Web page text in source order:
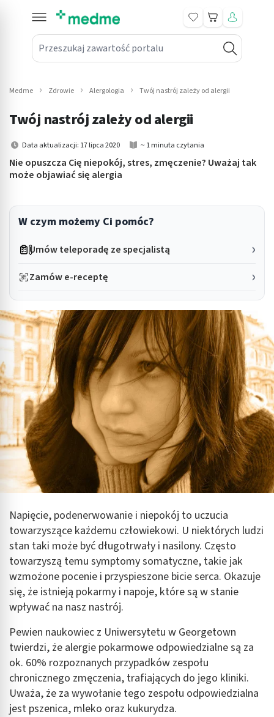
Przeszukaj zawartość portalu
Koszyk
submenu: Leki na receptę
submenu: Kosmetyki
submenu: Sprzęt medyczny
submenu: Intymne
Medme Zdrowie Alergologia Twój nastrój zależy od alergii
Twój nastrój zależy od alergii
Data aktualizacji: 17 lipca 2020 ~ 1 minuta czytania
Nie opuszcza Cię niepokój, stres, zmęczenie? Uważaj tak
może objawiać się alergia
W czym możemy Ci pomóc?
Umów teleporadę ze specjalistą
Zamów e-receptę
Napięcie, podenerwowanie i niepokój to uczucia
towarzyszące każdemu człowiekowi. U niektórych ludzi
stan taki może być długotrwały i nasilony. Często
towarzyszą temu symptomy somatyczne, takie jak
wzmożone pocenie i przyspieszone bicie serca. Okazuje
się, że istnieją pokarmy i napoje, które są w stanie
wpływać na nasz nastrój.
Pewien naukowiec z Uniwersytetu w Georgetown
twierdzi, że alergie pokarmowe odpowiedzialne są za
ok. 60% rozpoznanych przypadków zespołu
chronicznego zmęczenia, trafiających do jego kliniki.
Uważa, że za wywołanie tego zespołu odpowiedzialna
jest pszenica, mleko oraz kukurydza.